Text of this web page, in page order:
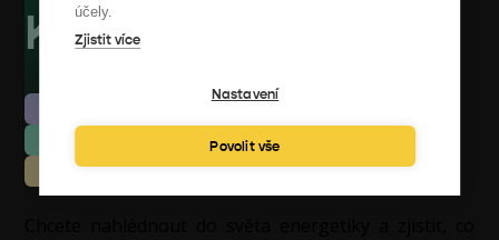
účely.
Zjistit více
Nastavení
Povolit vše
Kariérní den v PKV
Kanceláře PKV, Budova I, Dornych 27
Zájemci o práci/PKV